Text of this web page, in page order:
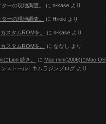
ーの現地調査。 に n-kase より
ーの現地調査。 に Hiroki より
スタムROMを。 に n-kase より
スタムROMを。 に ななし より
にLion 続き。 に Mac mini(2006)にMac OS
ストール | キムラジンブログ より